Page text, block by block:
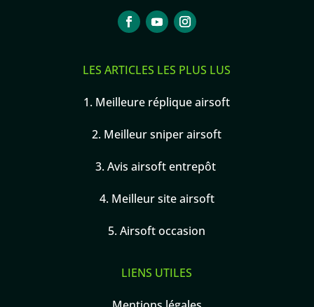
LES ARTICLES LES PLUS LUS
1. Meilleure réplique airsoft
2. Meilleur sniper airsoft
3.Avis airsoft entrepôt
4. Meilleur site airsoft
5.Airsoft occasion
LIENS UTILES